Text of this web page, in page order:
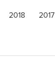
2018 2017